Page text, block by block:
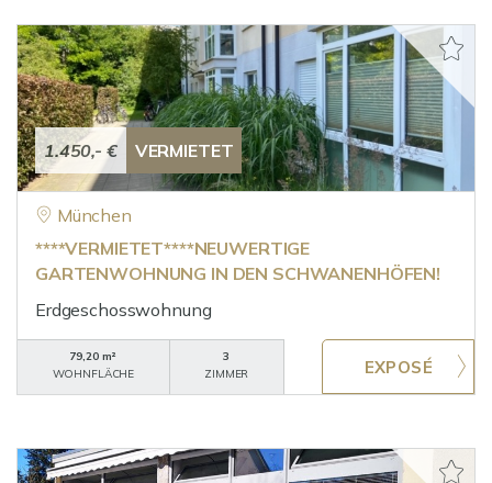
1.450,- € VERMIETET
München
****VERMIETET****NEUWERTIGE
GARTENWOHNUNG IN DEN SCHWANENHÖFEN!
Erdgeschosswohnung
79,20 m²
WOHNFLÄCHE
3
ZIMMER